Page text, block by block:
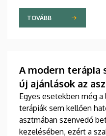
Az új területet
a járművek előtt.
TOVÁBB
A modern terápia
új ajánlások az
Egyes esetekben még
terápiák sem kellően
asztmában szenvedő
kezelésében, ezért a